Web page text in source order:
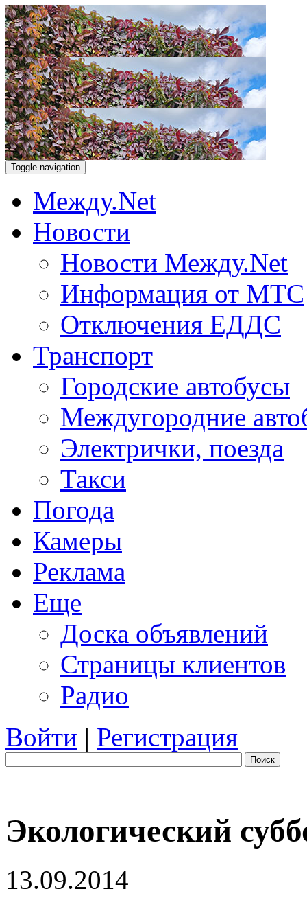
Toggle navigation
Между.Net
Новости
Новости Между.Net
Информация от МТС
Отключения ЕДДС
Транспорт
Городские автобусы
Междугородние
Электрички, поезда
Такси
Погода
Камеры
Реклама
Еще
Доска объявлений
Страницы клиентов
Радио
Войти | Регистрация
Поиск
Экологический
13.09.2014